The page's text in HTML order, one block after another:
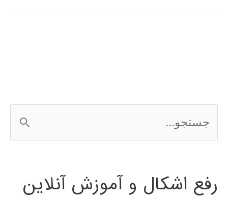
شناسایی
بینایی
ماشین
س
ج
رفع اشکال و آموزش آنلاین